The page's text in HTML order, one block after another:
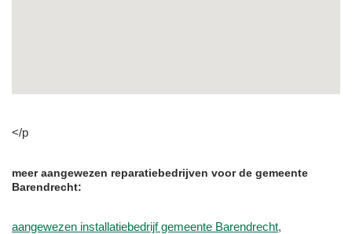
</p
meer aangewezen reparatiebedrijven voor de gemeente
Barendrecht:
aangewezen installatiebedrijf gemeente Barendrecht,